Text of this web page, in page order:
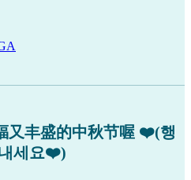
又丰盛的中秋节喔 ❤️(행
세요❤️)